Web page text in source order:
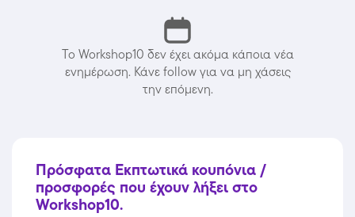
Το Workshop10 δεν έχει ακόμα κάποια νέα
ενημέρωση. Κάνε follow για να μη χάσεις
την επόμενη.
Πρόσφατα Εκπτωτικά κουπόνια /
προσφορές που έχουν λήξει στο
Workshop10.